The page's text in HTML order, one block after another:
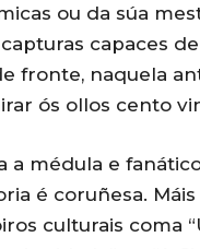
ou da súa
capaces
fronte, naquela
ós ollos cento
a médula e
é coruñesa. Máis
culturais coma